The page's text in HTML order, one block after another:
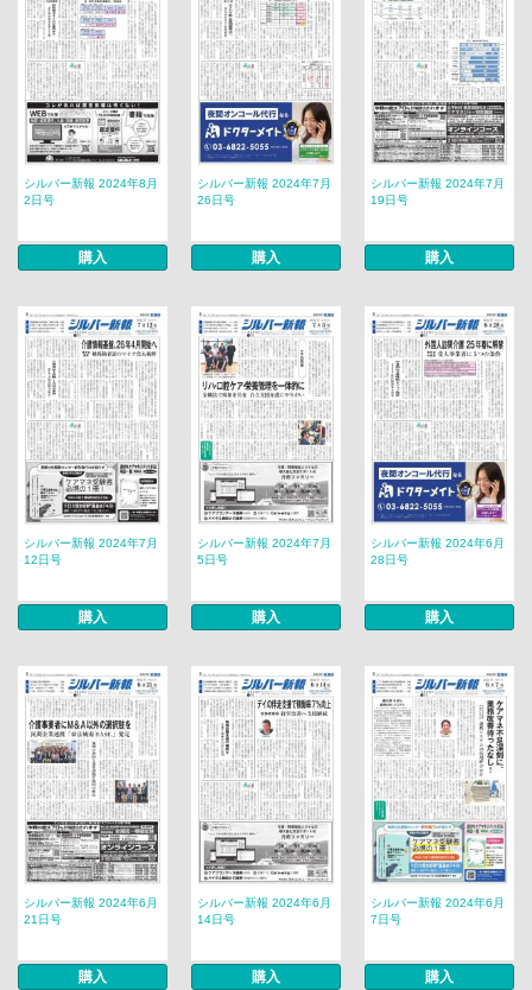
シルバー新報 2024年8月
2日号
購入
シルバー新報 2024年7月
26日号
購入
シルバー新報 2024年7月
19日号
購入
シルバー新報 2024年7月
12日号
購入
シルバー新報 2024年7月
5日号
購入
シルバー新報 2024年6月
28日号
購入
シルバー新報 2024年6月
21日号
購入
シルバー新報 2024年6月
14日号
購入
シルバー新報 2024年6月
7日号
購入